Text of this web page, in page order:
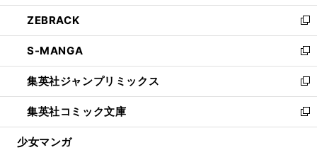
開
く
ウ
で
開
く
ン
ド
ウ
で
開
く
ウ
ィ
ン
ド
ウ
で
開
く
し
い
ウ
ィ
ン
ド
ウ
で
開
ZEBRACK
新
し
い
ウ
ィ
ン
ド
ウ
S-MANGA
新
し
い
ウ
ィ
ン
集英社ジャンプリミックス
新
し
い
ウ
集英社コミック文庫
新
し
少女マンガ